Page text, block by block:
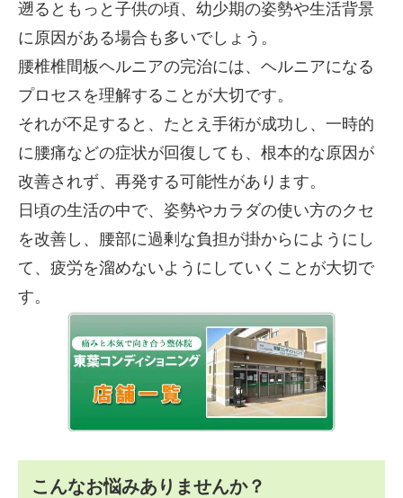
遡るともっと子供の頃、幼少期の姿勢や生活背景
に原因がある場合も多いでしょう。
腰椎椎間板ヘルニアの完治には、ヘルニアになる
プロセスを理解することが大切です。
それが不足すると、たとえ手術が成功し、一時的
に腰痛などの症状が回復しても、根本的な原因が
改善されず、再発する可能性があります。
日頃の生活の中で、姿勢やカラダの使い方のクセ
を改善し、腰部に過剰な負担が掛からにようにし
て、疲労を溜めないようにしていくことが大切で
す。
こんなお悩みありませんか？